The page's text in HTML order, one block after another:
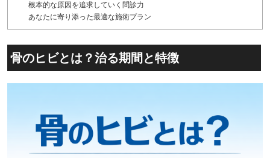
根本的な原因を追求していく問診力
あなたに寄り添った最適な施術プラン
骨のヒビとは？治る期間と特徴